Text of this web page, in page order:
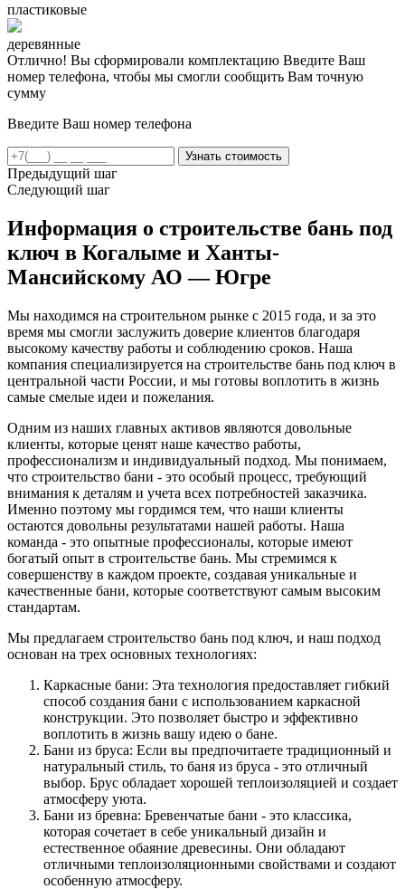
пластиковые
деревянные
Отлично! Вы сформировали комплектацию Введите Ваш
номер телефона, чтобы мы смогли сообщить Вам точную
сумму
Введите Ваш номер телефона
Предыдущий шаг
Следующий шаг
Информация о строительстве бань под
ключ в Когалыме и Ханты-
Мансийскому АО — Югре
Мы находимся на строительном рынке с 2015 года, и за это
время мы смогли заслужить доверие клиентов благодаря
высокому качеству работы и соблюдению сроков. Наша
компания специализируется на строительстве бань под ключ в
центральной части России, и мы готовы воплотить в жизнь
самые смелые идеи и пожелания.
Одним из наших главных активов являются довольные
клиенты, которые ценят наше качество работы,
профессионализм и индивидуальный подход. Мы понимаем,
что строительство бани - это особый процесс, требующий
внимания к деталям и учета всех потребностей заказчика.
Именно поэтому мы гордимся тем, что наши клиенты
остаются довольны результатами нашей работы. Наша
команда - это опытные профессионалы, которые имеют
богатый опыт в строительстве бань. Мы стремимся к
совершенству в каждом проекте, создавая уникальные и
качественные бани, которые соответствуют самым высоким
стандартам.
Мы предлагаем строительство бань под ключ, и наш подход
основан на трех основных технологиях:
Каркасные бани: Эта технология предоставляет гибкий
способ создания бани с использованием каркасной
конструкции. Это позволяет быстро и эффективно
воплотить в жизнь вашу идею о бане.
Бани из бруса: Если вы предпочитаете традиционный и
натуральный стиль, то баня из бруса - это отличный
выбор. Брус обладает хорошей теплоизоляцией и создает
атмосферу уюта.
Бани из бревна: Бревенчатые бани - это классика,
которая сочетает в себе уникальный дизайн и
естественное обаяние древесины. Они обладают
отличными теплоизоляционными свойствами и создают
особенную атмосферу.